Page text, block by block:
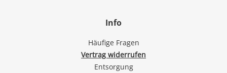
Info
Häufige Fragen
Vertrag widerrufen
Entsorgung